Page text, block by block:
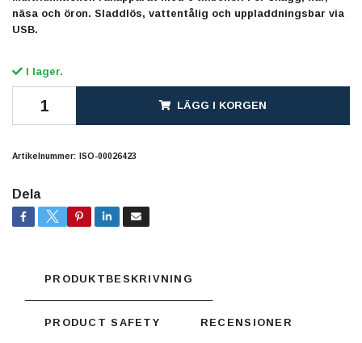
näsa och öron. Sladdlös, vattentålig och uppladdningsbar via
USB.
I lager.
LÄGG I KORGEN
Artikelnummer: ISO-00026423
Dela
PRODUKTBESKRIVNING
PRODUCT SAFETY RECENSIONER